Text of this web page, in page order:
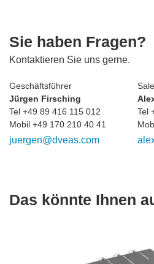
Sie haben Fragen?
Kontaktieren Sie uns gerne.
Geschäftsführer
Jürgen Firsching
Tel +49 89 416 115 012
Mobil +49 170 210 40 41
juergen@dveas.com
Tel
Das könnte Ihnen